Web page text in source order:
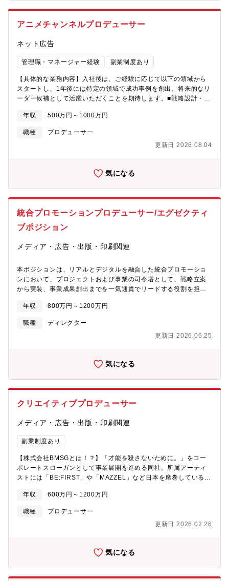
用したコンテンツ展開（劇場用映画及びドラマ、ステージ・展博
ムの組成およびメンバーのマネジメント■予算およびスケジュール
体のスキルアップを支援【魅力】★国内外を問わず急成長を遂げ
る同社！これからも同社の中期経営計画実現の最前線で活躍をす
ることが可能です！★既存IP・新規IPを問わないビジネス戦略に
も関わることが可能であり、同社の更なる成長に関わることが可
能です！★ワークライフバランスにも長けており「あなたらし
い」働き方が実現可能です！【組織構成】プロデューサー：3名
アニメチャンネルプロデューサー
ネット広告
管理職・マネージャー経験 副業制度あり
【具体的な業務内容】入社後は、ご経験に応じて以下の領域から
スタートし、1年後には特定の領域で成功事例を創出、将来的なリ
ーダー候補として活躍いただくことを期待します。■戦略設計・コ
社との渉外・調達業務。■宣伝・PR・編成：大型作品や企画案件
の宣伝戦略立案、および仕入れたコンテンツの最適な編成。■制
作・出資業務：声優番組やアニメ情報番組の制作ディレクショ
ン、および作品の目利きによる投資（出資）業務。■ビジネス管
年収 500万円～1000万円
職種
プロデューサー
更新日 2026.08.04
気になる
統合プロモーションプロデューサー/エグゼクティ
ブポジション
メディア・広告・出版・印刷関連
本ポジションは、リアルとデジタルを融合した統合プロモーショ
ンにおいて、プロジェクトおよび事業の司令塔として、戦略立案
から実装、事業成果創出までを一気通貫でリードする役割を担っ
設計、推進、品質・安全・収益性の担保までを視野に入れ、同社
の提供価値そのものを前進させることがミッションです。■主な業
務内容・クライアントのビジネス課題に向き合い、オンライン・
オフラインを統合したプロモーション戦略・施策の設計および推
協力会社を横断したプロジェクト体制構築および統率・提案から
質管理・安全管理・進行管理・収益管理・市場・消費者・実行現
ードバック■ご経験・期待役割に応じて、以下をお任せいたしま
めるための実践的なリード・レビュー・事業視点での課題整理や
戦略検討、PL管理の一部関与、経営層への示唆・提言■補足本ポ
ジションは、プロジェクト実行・専門性発揮を主軸としたスペシ
ャリスト採用を前提としています。ご意向および役割の広がりに
応じて、管理監督職（組織・事業推進ポジション）へのステップ
アップも想定しています。
年収 800万円～1200万円
職種
ディレクター
更新日 2026.06.25
気になる
クリエイティブプロデューサー
メディア・広告・出版・印刷関連
副業制度あり
【株式会社BMSGとは！？】「才能を殺さないために。」をコー
ポレートスローガンとして事業展開を進める同社。所属アーティ
ストには「BE:FIRST」や「MAZZEL」など日本を席巻しているア
じたアーティストの創出にも力を入れております。「日本」から
「世界」へ！同社の成長はまだ始まったばかりです。【期待する
役割】BMSGにおけるアーティスト・ブランド・プロジェクトの
世界観設計と、アウトプットに至るまでの制作進行・ディレクシ
いく状況であると同時に新たなる才能の発掘を両軸で回す方針と
ます。【職務内容】・戦略・コンセプト・ミュージックビデオや
年収 600万円～1200万円
職種
プロデューサー
更新日 2026.02.26
気になる